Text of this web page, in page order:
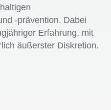
-prävention. Dabei
Erfahrung, mit
äußerster Diskretion.